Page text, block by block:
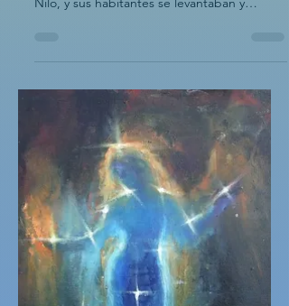
lugar resplandecía con un encanto que
ningún pintor podría capturar. Los sauces
bordeaban la orilla, sus largas y verdes
ramas se curvaban con gracia,
sumergiéndose en la corriente como
mujeres lavando sus trenzas en el Nilo. Los
niños jugaban bajo ellos, los amantes se
reunían a su sombra y los agricultores